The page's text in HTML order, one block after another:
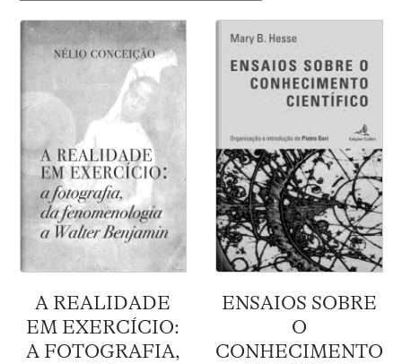
A REALIDADE
EM EXERCÍCIO:
A FOTOGRAFIA,
ENSAIOS SOBRE
O
CONHECIMENTO